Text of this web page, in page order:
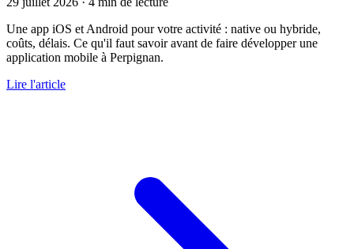
Une app iOS et Android pour votre activité : native ou hybride,
coûts, délais. Ce qu'il faut savoir avant de faire développer une
application mobile à Perpignan.
Lire l'article